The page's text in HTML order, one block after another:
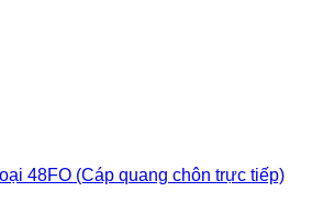
48FO (Cáp quang chôn trực tiếp)